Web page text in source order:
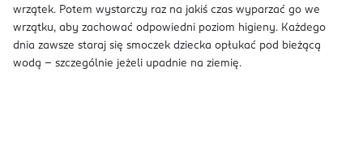
wrzątek. Potem wystarczy raz na jakiś czas wyparzać go we
wrzątku, aby zachować odpowiedni poziom higieny. Każdego
dnia zawsze staraj się smoczek dziecka opłukać pod bieżącą
wodą – szczególnie jeżeli upadnie na ziemię.